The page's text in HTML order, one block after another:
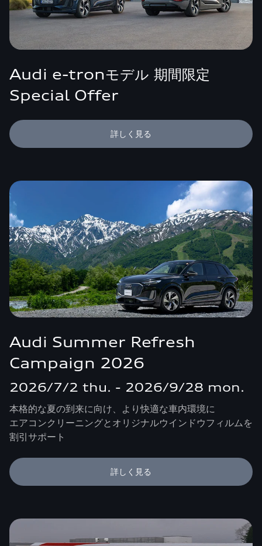
Audi e-tronモデル 期間限定
Special Offer
詳しく見る
Audi Summer Refresh
Campaign 2026
2026/7/2 thu. - 2026/9/28 mon.
本格的な夏の到来に向け、より快適な車内環境に
エアコンクリーニングとオリジナルウインドウフィルムを
割引サポート
詳しく見る